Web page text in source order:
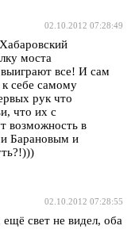
02.10.2012 07:28:49
моста
все! И сам
себе самому
рук что
что их с
возможность в
Барановым и
02.10.2012 07:28:55
свет не видел, оба